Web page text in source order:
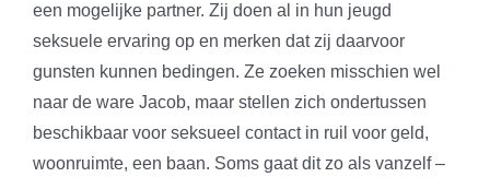
een mogelijke partner. Zij doen al in hun jeugd
seksuele ervaring op en merken dat zij daarvoor
gunsten kunnen bedingen. Ze zoeken misschien wel
naar de ware Jacob, maar stellen zich ondertussen
beschikbaar voor seksueel contact in ruil voor geld,
woonruimte, een baan. Soms gaat dit zo als vanzelf –